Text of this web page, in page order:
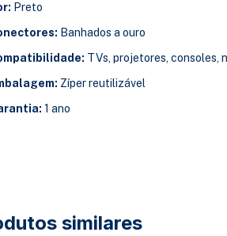
Preto
Banhados a ouro
TVs, projetores, consoles,
Zíper reutilizável
1 ano
similares